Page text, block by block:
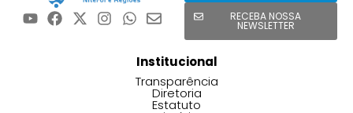
RECEBA NOSSA
NEWSLETTER
Institucional
Transparência
Diretoria
Estatuto